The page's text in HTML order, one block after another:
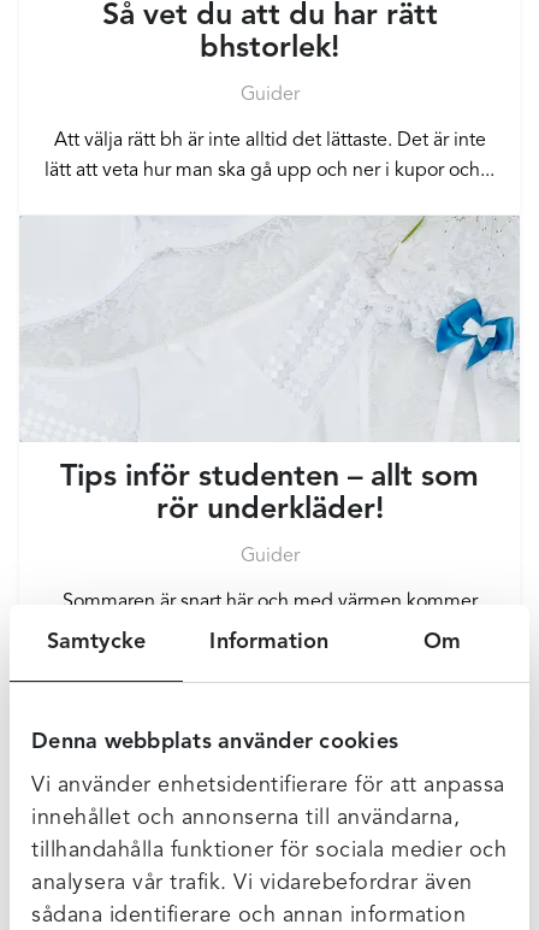
Samtycke Information Om
Denna webbplats använder cookies
Vi använder enhetsidentifierare för att anpassa
innehållet och annonserna till användarna,
tillhandahålla funktioner för sociala medier och
analysera vår trafik. Vi vidarebefordrar även
sådana identifierare och annan information
Så vet du att du har rätt
bhstorlek!
Guider
Att välja rätt bh är inte alltid det lättaste. Det är inte
lätt att veta hur man ska gå upp och ner i kupor och...
Tips inför studenten – allt som
rör underkläder!
Guider
Sommaren är snart här och med värmen kommer
skolavslutningar. Inte minst för de studenter som går